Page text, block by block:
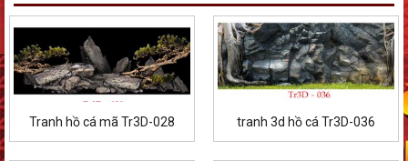
Tranh hồ cá mã Tr3D-028 tranh 3d hồ cá Tr3D-036